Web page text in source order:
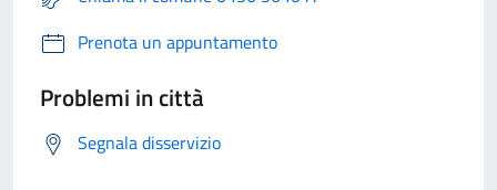
Prenota un appuntamento
Problemi in città
Segnala disservizio